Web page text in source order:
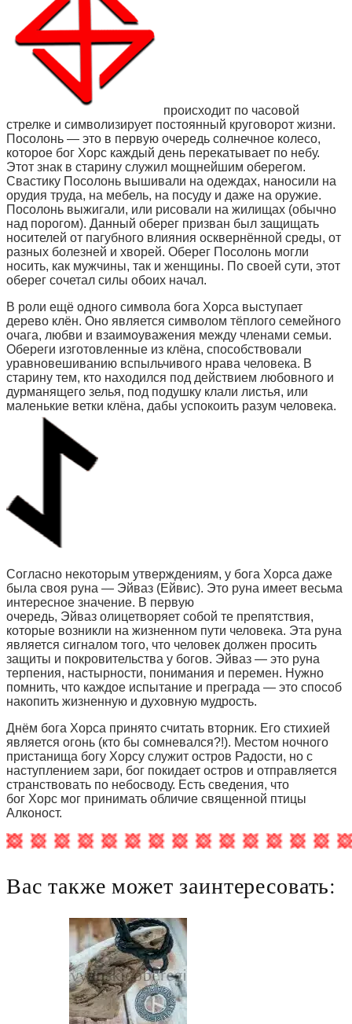
происходит по часовой
стрелке и символизирует постоянный круговорот жизни.
Посолонь — это в первую очередь солнечное колесо,
которое бог Хорс каждый день перекатывает по небу.
Этот знак в старину служил мощнейшим оберегом.
Свастику Посолонь вышивали на одеждах, наносили на
орудия труда, на мебель, на посуду и даже на оружие.
Посолонь выжигали, или рисовали на жилищах (обычно
над порогом). Данный оберег призван был защищать
носителей от пагубного влияния осквернённой среды, от
разных болезней и хворей. Оберег Посолонь могли
носить, как мужчины, так и женщины. По своей сути, этот
оберег сочетал силы обоих начал.
В роли ещё одного символа бога Хорса выступает
дерево клён. Оно является символом тёплого семейного
очага, любви и взаимоуважения между членами семьи.
Обереги изготовленные из клёна, способствовали
уравновешиванию вспыльчивого нрава человека. В
старину тем, кто находился под действием любовного и
дурманящего зелья, под подушку клали листья, или
маленькие ветки клёна, дабы успокоить разум человека.
Согласно некоторым утверждениям, у бога Хорса даже
была своя руна — Эйваз (Ейвис). Это руна имеет весьма
интересное значение. В первую
очередь, Эйваз олицетворяет собой те препятствия,
которые возникли на жизненном пути человека. Эта руна
является сигналом того, что человек должен просить
защиты и покровительства у богов. Эйваз — это руна
терпения, настырности, понимания и перемен. Нужно
помнить, что каждое испытание и преграда — это способ
накопить жизненную и духовную мудрость.
Днём бога Хорса принято считать вторник. Его стихией
является огонь (кто бы сомневался?!). Местом ночного
пристанища богу Хорсу служит остров Радости, но с
наступлением зари, бог покидает остров и отправляется
странствовать по небосводу. Есть сведения, что
бог Хорс мог принимать обличие священной птицы
Алконост.
Вас также может заинтересовать: